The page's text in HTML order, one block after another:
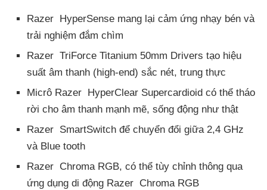
Razer HyperSense mang lại cảm ứng nhạy bén và
trải nghiệm đắm chìm
Razer TriForce Titanium 50mm Drivers tạo hiệu
suất âm thanh (high-end) sắc nét, trung thực
Micrô Razer HyperClear Supercardioid có thể tháo
rời cho âm thanh mạnh mẽ, sống động như thật
Razer SmartSwitch để chuyển đổi giữa 2,4 GHz
và Blue tooth
Razer Chroma RGB, có thể tùy chỉnh thông qua
ứng dụng di động Razer Chroma RGB